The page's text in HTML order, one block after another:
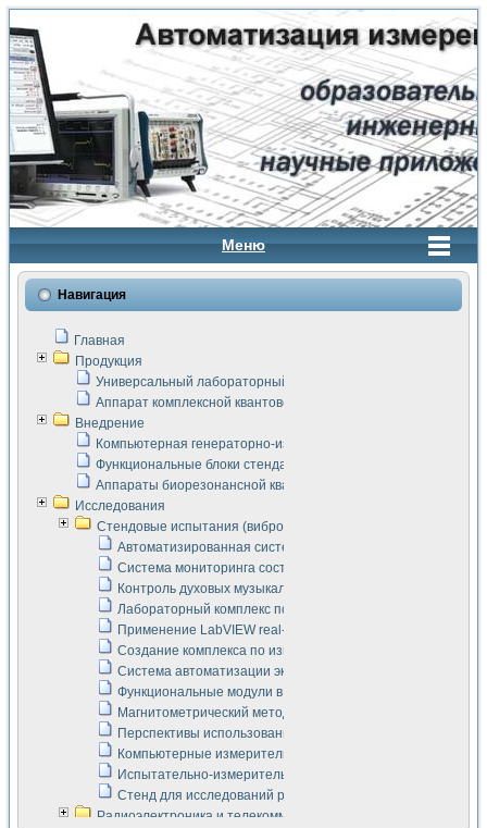
Меню
Навигация
Главная
Продукция
Универсальный лабораторный стенд "Сигнал-USB"
Аппарат комплексной квантовой терапии Интроскан
Внедрение
Компьютерная генераторно-измерительная система
Функциональные блоки стенда "Сигнал-USB"
Аппараты биорезонансной квантовой терапии серии СКАН
Исследования
Стендовые испытания (виброакустика, тензометрия и т.п.)
Автоматизированная система измерения параметров
Система мониторинга состояния тяговых
Контроль духовых музыкальных инструментов
Лабораторный комплекс по исследованию элементной
Применение LabVIEW real-time module для
Создание комплекса по измерению скорости подвижного
Система автоматизации экспериментальных
Функциональные модули в стандарте Nl SCXI для
Магнитометрический метод в дефектоскопии сварных
Перспективы использования машинного зрения в
Компьютерные измерительные системы для
Испытательно-измерительный комплекс аппаратуры для
Стенд для исследований рабочих процессов ДВС в
Радиоэлектроника и телекоммуникации